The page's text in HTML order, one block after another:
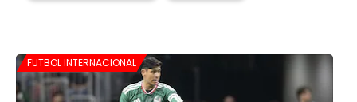
FUTBOL INTERNACIONAL